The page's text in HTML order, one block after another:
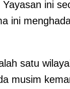
ini
ini
satu
musim